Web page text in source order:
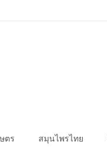
ตร สมุนไพรไทย